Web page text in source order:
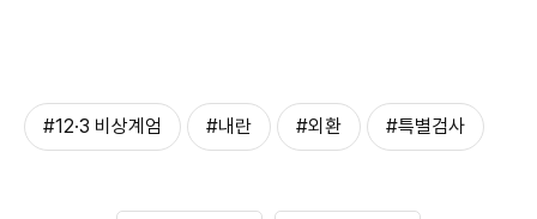
#12·3 비상계엄 #내란 #외환 #특별검사